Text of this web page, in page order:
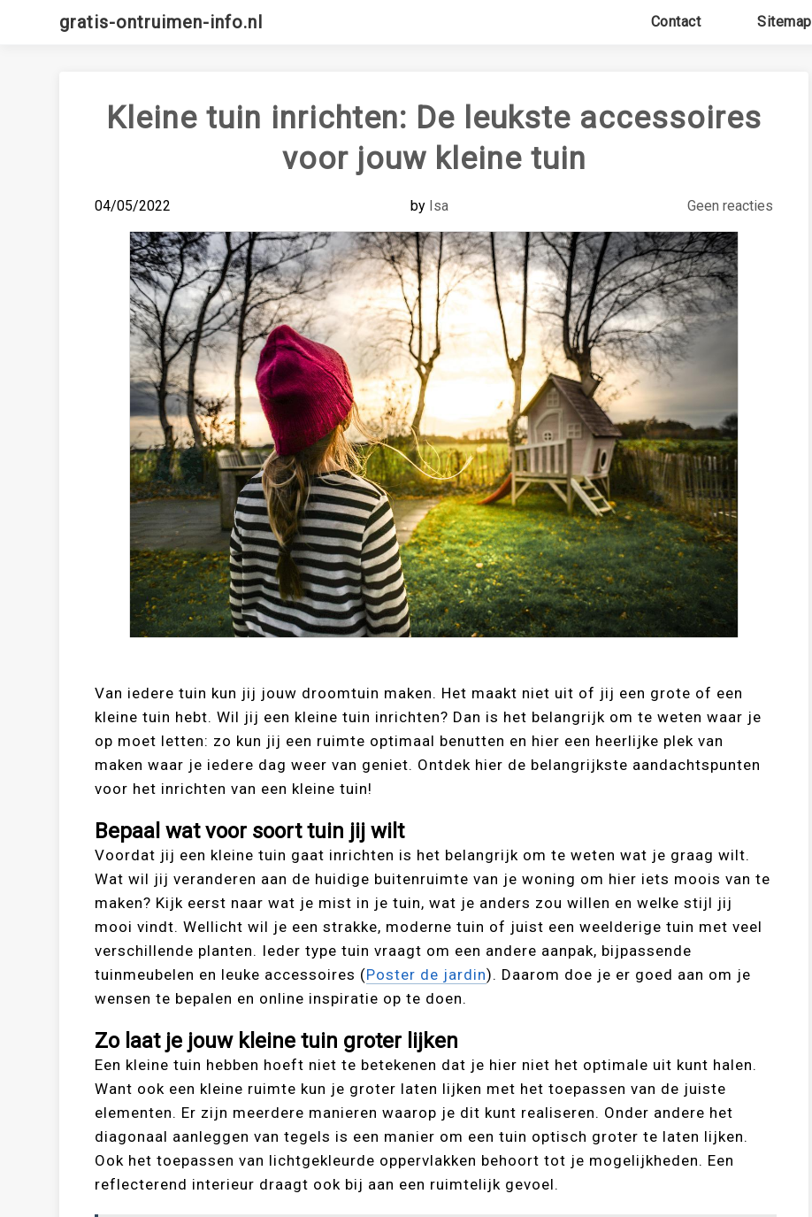
gratis-ontruimen-info.nl Contact Sitemap
Kleine tuin inrichten: De leukste accessoires
voor jouw kleine tuin
04/05/2022 by Isa Geen reacties
Van iedere tuin kun jij jouw droomtuin maken. Het maakt niet uit of jij een grote of een
kleine tuin hebt. Wil jij een kleine tuin inrichten? Dan is het belangrijk om te weten waar je
op moet letten: zo kun jij een ruimte optimaal benutten en hier een heerlijke plek van
maken waar je iedere dag weer van geniet. Ontdek hier de belangrijkste aandachtspunten
voor het inrichten van een kleine tuin!
Bepaal wat voor soort tuin jij wilt
Voordat jij een kleine tuin gaat inrichten is het belangrijk om te weten wat je graag wilt.
Wat wil jij veranderen aan de huidige buitenruimte van je woning om hier iets moois van te
maken? Kijk eerst naar wat je mist in je tuin, wat je anders zou willen en welke stijl jij
mooi vindt. Wellicht wil je een strakke, moderne tuin of juist een weelderige tuin met veel
verschillende planten. Ieder type tuin vraagt om een andere aanpak, bijpassende
tuinmeubelen en leuke accessoires (Poster de jardin). Daarom doe je er goed aan om je
wensen te bepalen en online inspiratie op te doen.
Zo laat je jouw kleine tuin groter lijken
Een kleine tuin hebben hoeft niet te betekenen dat je hier niet het optimale uit kunt halen.
Want ook een kleine ruimte kun je groter laten lijken met het toepassen van de juiste
elementen. Er zijn meerdere manieren waarop je dit kunt realiseren. Onder andere het
diagonaal aanleggen van tegels is een manier om een tuin optisch groter te laten lijken.
Ook het toepassen van lichtgekleurde oppervlakken behoort tot je mogelijkheden. Een
reflecterend interieur draagt ook bij aan een ruimtelijk gevoel.